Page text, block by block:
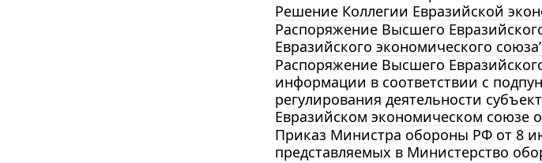
Решение Коллегии Евразийской
Распоряжение Высшего
Евразийского экономического
Распоряжение Высшего
информации в соответствии с
регулирования деятельности
Евразийском экономическом союзе
Приказ Министра обороны РФ от 8
представляемых в Министерство